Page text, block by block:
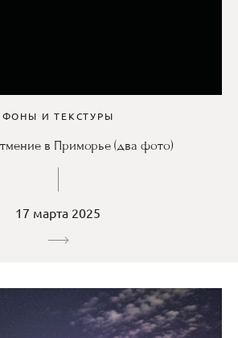
ФОНЫ И ТЕКСТУРЫ
в Приморье (два фото)
17 марта 2025